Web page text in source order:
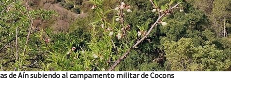
de Aín subiendo al campamento militar de Cocons